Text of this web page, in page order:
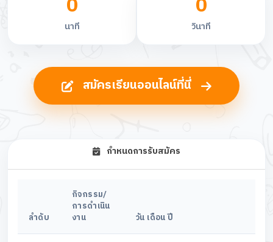
นาที วินาที
สมัครเรียนออนไลน์ที่นี่
กำหนดการรับสมัคร
ลำดับ
กิจกรรม/
การดำเนิน
งาน
วัน เดือน ปี